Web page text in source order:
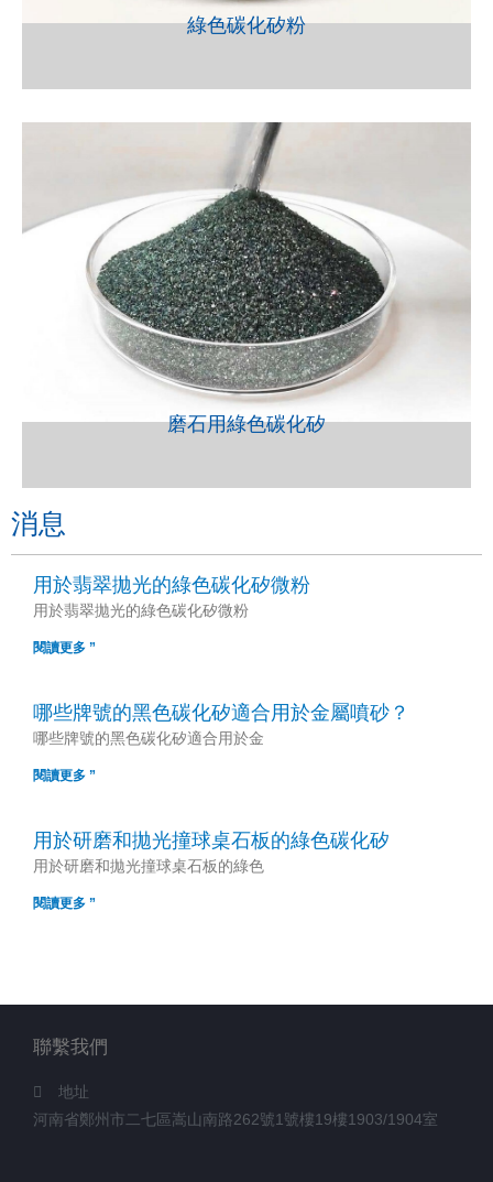
綠色碳化矽粉
VIEW
磨石用綠色碳化矽
消息
用於翡翠拋光的綠色碳化矽微粉
用於翡翠拋光的綠色碳化矽微粉
閱讀更多 ”
哪些牌號的黑色碳化矽適合用於金屬噴砂？
哪些牌號的黑色碳化矽適合用於金
閱讀更多 ”
用於研磨和拋光撞球桌石板的綠色碳化矽
用於研磨和拋光撞球桌石板的綠色
閱讀更多 ”
聯繫我們
地址
河南省鄭州市二七區嵩山南路262號1號樓19樓1903/1904室